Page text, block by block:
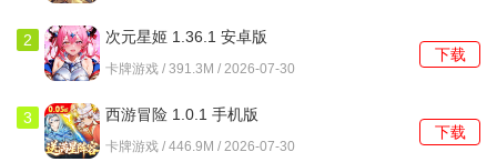
阵容成员：朱雀+狴犴+蟠龙+虎蛟+天狗+九婴
阵容特性：Debuff叠加，加攻群伤
以四圣之一的南方圣灵-朱雀为核心，降低目标防御的同时，
2 次元星姬 1.36.1 安卓版
卡牌游戏 / 391.3M / 2026-07-30
下载
3 西游冒险 1.0.1 手机版
卡牌游戏 / 446.9M / 2026-07-30
下载